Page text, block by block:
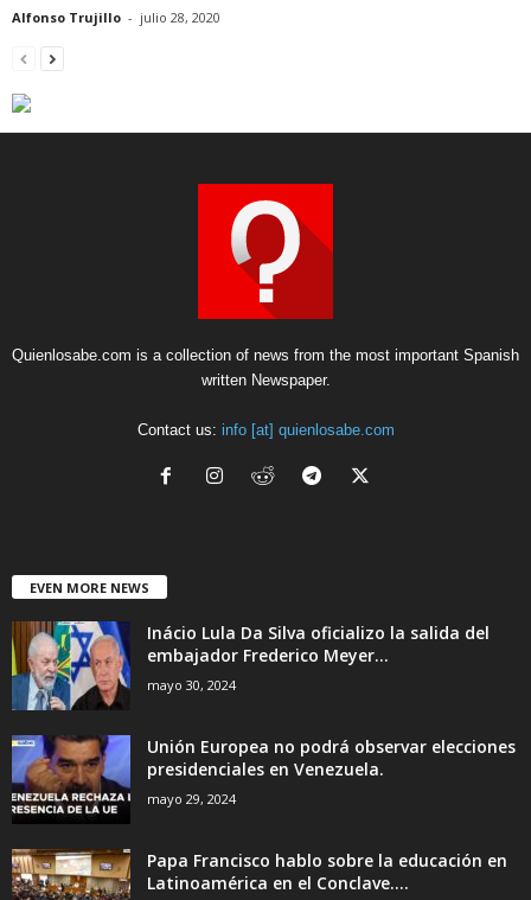
Alfonso Trujillo - julio 28, 2020
Quienlosabe.com is a collection of news from the most important Spanish
written Newspaper.
Contact us: info [at] quienlosabe.com
EVEN MORE NEWS
Inácio Lula Da Silva oficializo la salida del
embajador Frederico Meyer...
mayo 30, 2024
Unión Europea no podrá observar elecciones
presidenciales en Venezuela.
mayo 29, 2024
Papa Francisco hablo sobre la educación en
Latinoamérica en el Conclave....